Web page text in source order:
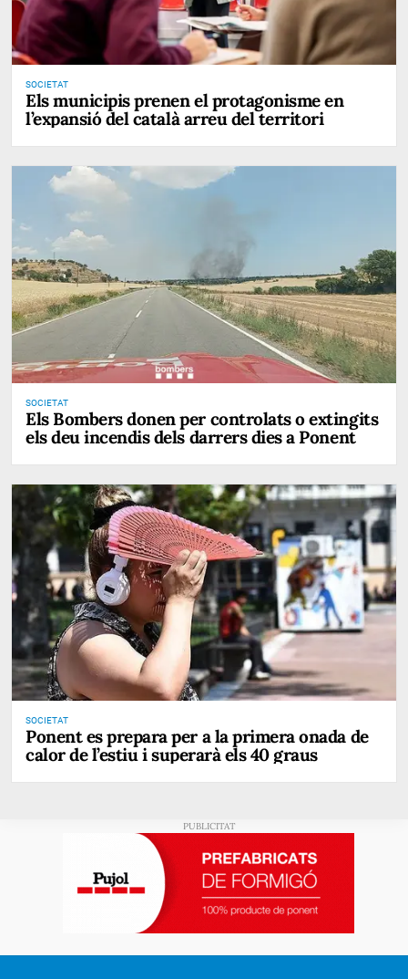
SOCIETAT
Els municipis prenen el protagonisme en
l’expansió del català arreu del territori
SOCIETAT
Els Bombers donen per controlats o extingits
els deu incendis dels darrers dies a Ponent
SOCIETAT
Ponent es prepara per a la primera onada de
calor de l’estiu i superarà els 40 graus